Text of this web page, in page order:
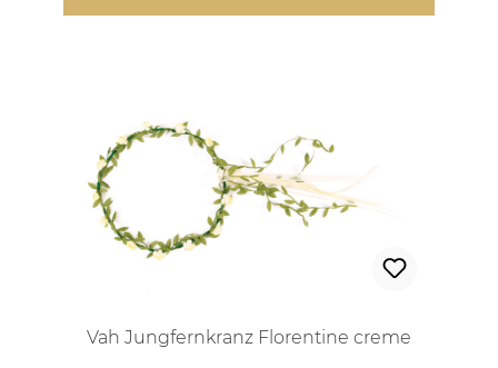
Vah Jungfernkranz Florentine creme